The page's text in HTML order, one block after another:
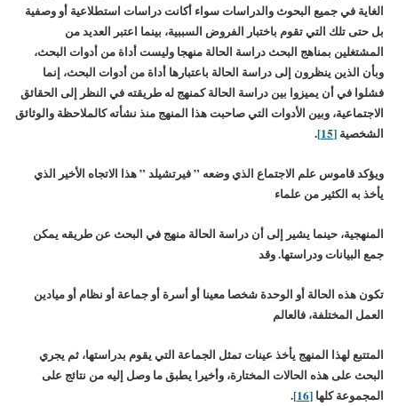
الغاية في جميع البحوث والدراسات سواء أكانت دراسات استطلاعية أو وصفية
بل حتى تلك التي تقوم باختبار الفروض السببية، بينما اعتبر العديد من
المشتغلين بمناهج البحث دراسة الحالة منهجا وليست أداة من أدوات البحث،
وبأن الذين ينظرون إلى دراسة الحالة باعتبارها أداة من أدوات البحث، إنما
فشلوا في أن يميزوا بين دراسة الحالة كمنهج له طريقته في النظر إلى الحقائق
الاجتماعية، وبين الأدوات التي صاحبت هذا المنهج منذ نشأته كالملاحظة والوثائق
الشخصية [15]
.
ويؤكد قاموس علم الاجتماع الذي وضعه ” فيرتشيلد ” هذا الاتجاه الأخير الذي
يأخذ به الكثير من علماء
المنهجية، حينما يشير إلى أن دراسة الحالة منهج في البحث عن طريقه يمكن
جمع البيانات ودراستها. وقد
تكون هذه الحالة أو الوحدة شخصا معينا أو أسرة أو جماعة أو نظام أو ميادين
العمل المختلفة، فالعالم
المتتبع لهذا المنهج يأخذ عينات تمثل الجماعة التي يقوم بدراستها، ثم يجري
البحث على هذه الحالات المختارة، وأخيرا يطبق ما وصل إليه من نتائج على
المجموعة كلها [16]
.